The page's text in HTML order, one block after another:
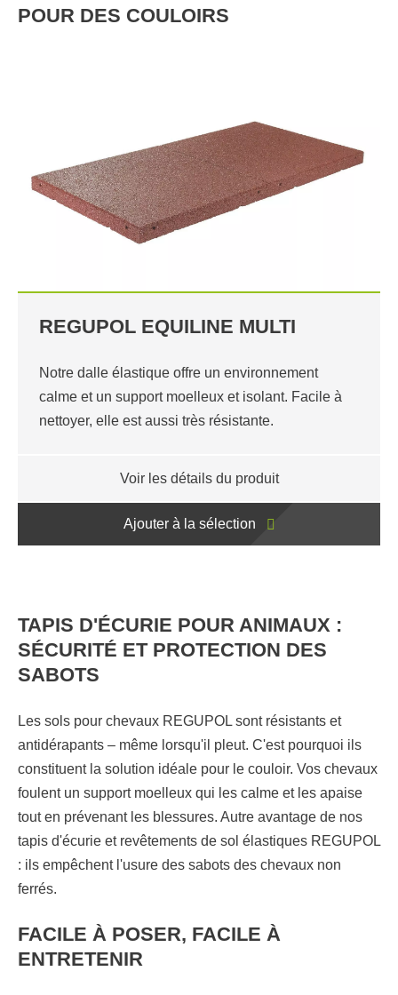
POUR DES COULOIRS
REGUPOL EQUILINE MULTI
Notre dalle élastique offre un environnement
calme et un support moelleux et isolant. Facile à
nettoyer, elle est aussi très résistante.
Voir les détails du produit
Ajouter à la sélection
TAPIS D'ÉCURIE POUR ANIMAUX :
SÉCURITÉ ET PROTECTION DES
SABOTS
Les sols pour chevaux REGUPOL sont résistants et
antidérapants – même lorsqu'il pleut. C'est pourquoi ils
constituent la solution idéale pour le couloir. Vos chevaux
foulent un support moelleux qui les calme et les apaise
tout en prévenant les blessures. Autre avantage de nos
tapis d'écurie et revêtements de sol élastiques REGUPOL
: ils empêchent l'usure des sabots des chevaux non
ferrés.
FACILE À POSER, FACILE À
ENTRETENIR